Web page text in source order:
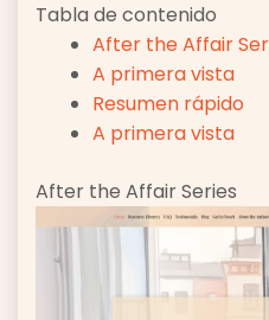
Tabla de contenido
After the Affair
A primera vista
Resumen rápido
A primera vista
After the Affair Series